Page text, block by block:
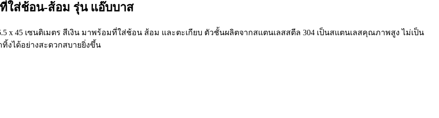
ใส่ช้อน-ส้อม รุ่น แอ๊บบาส
x 45 เซนติเมตร สีเงิน มาพร้อมที่ใส่ช้อน ส้อม และตะเกียบ ตัวชั้นผลิตจากสแตนเลสสตีล 304 เป็นสแตนเลสคุณภาพสูง ไม่เป็น
งได้อย่างสะดวกสบายยิ่งขึ้น